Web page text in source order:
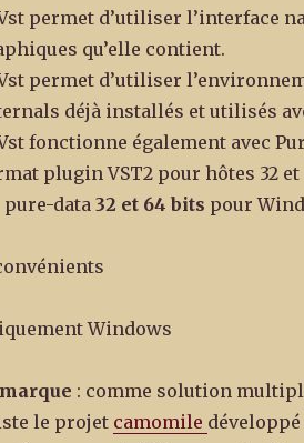
permet d’utiliser l’interface
qu’elle contient.
permet d’utiliser
déjà installés et utilisés
fonctionne également avec
plugin VST2 pour hôtes 32
data32 et 64 bits pour
Windows
: comme solution
le projet camomile